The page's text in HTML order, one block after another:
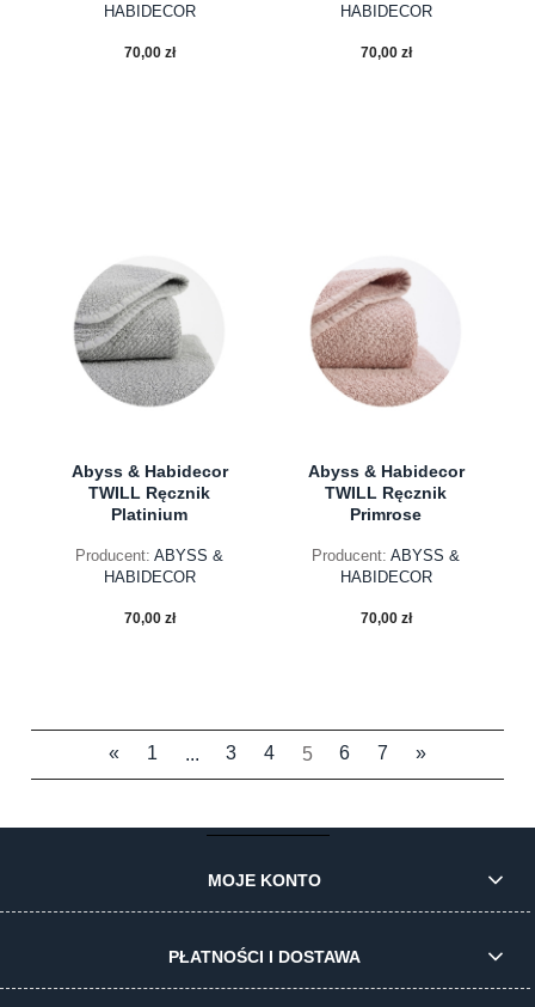
HABIDECOR
70,00 zł
do koszyka
HABIDECOR
70,00 zł
do koszyka
Abyss & Habidecor
TWILL Ręcznik
Platinium
Producent: ABYSS &
HABIDECOR
70,00 zł
Abyss & Habidecor
TWILL Ręcznik
Primrose
Producent: ABYSS &
HABIDECOR
70,00 zł
« 1 3 4 5 6 7 »
MOJE KONTO
PŁATNOŚCI I DOSTAWA